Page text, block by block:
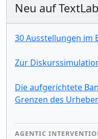
Neu auf TextLab
30 Ausstellungen im
Zur
Die aufgerichtete
Grenzen des
AGENTIC